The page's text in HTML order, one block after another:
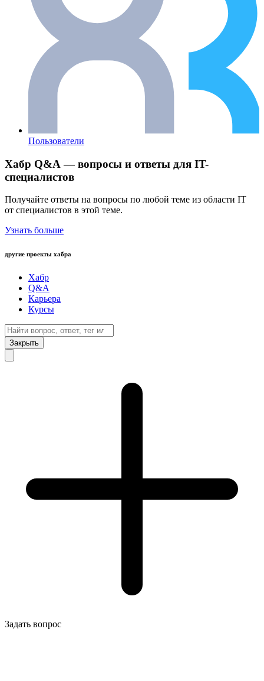
Пользователи
Хабр Q&A — вопросы и ответы для IT-
специалистов
Получайте ответы на вопросы по любой теме из области IT
от специалистов в этой теме.
Узнать больше
другие проекты хабра
Хабр
Q&A
Карьера
Курсы
Закрыть
Задать вопрос